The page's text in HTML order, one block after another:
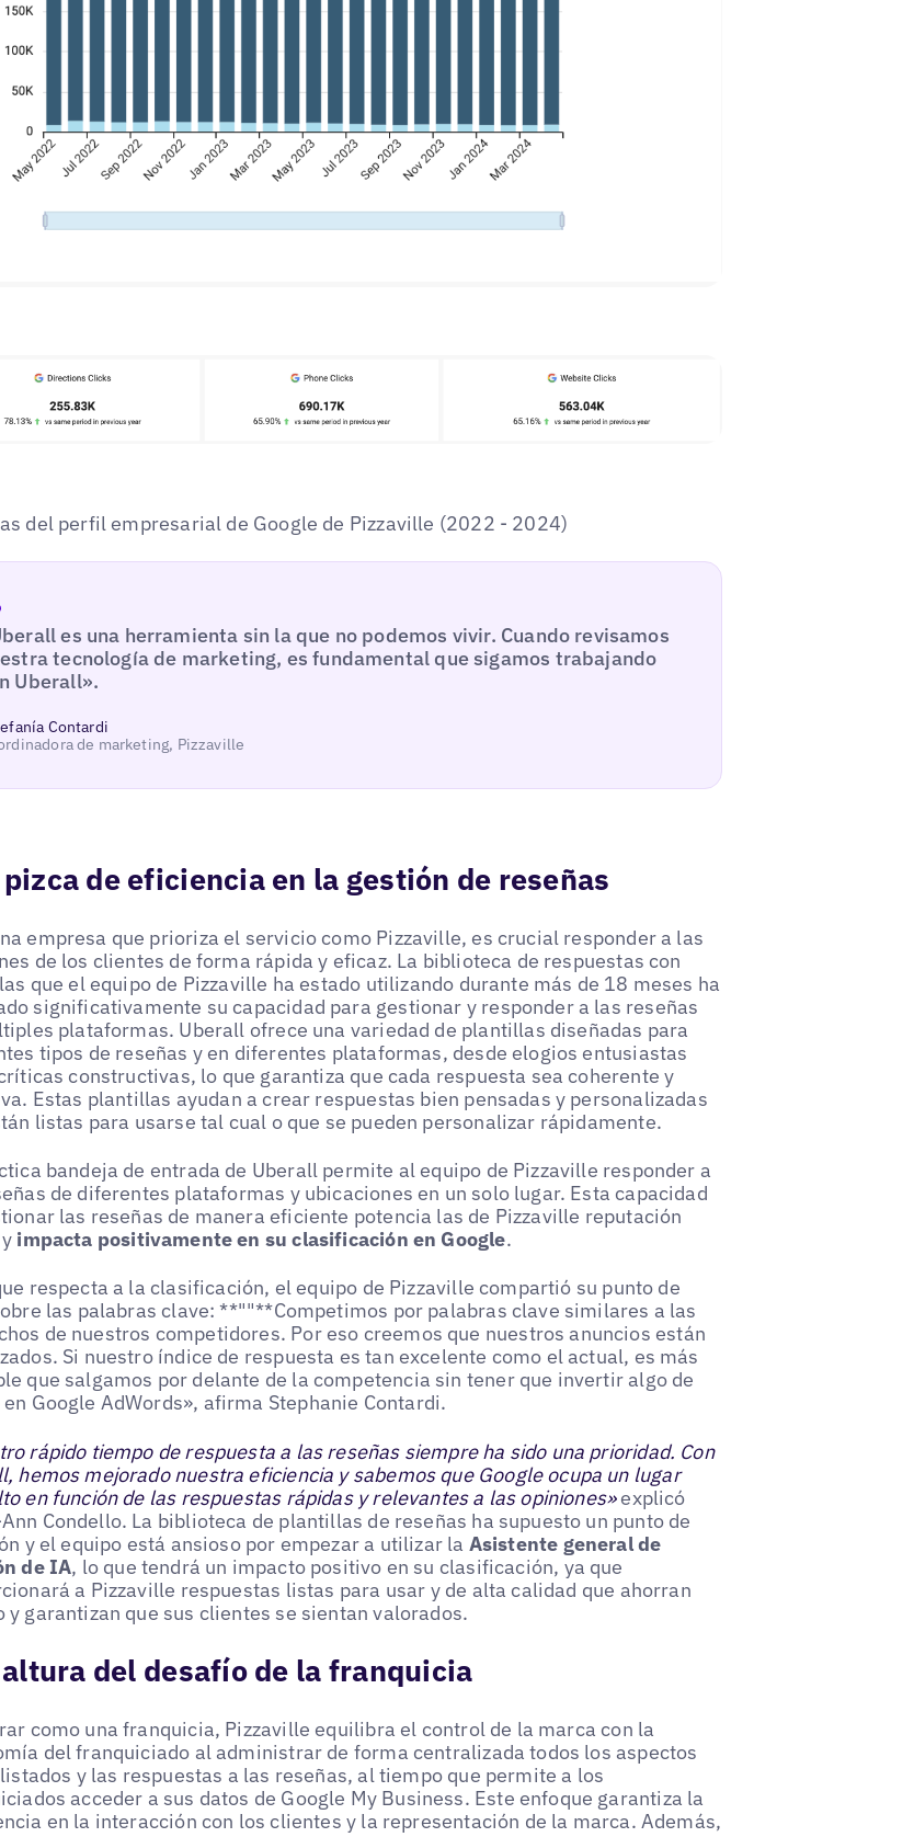
del perfil empresarial de Google de Pizzaville (2022 - 2024)
es una herramienta sin la que no podemos vivir. Cuando revisamos
tecnología de marketing, es fundamental que sigamos trabajando
Uberall».
Contardi
de marketing, Pizzaville
pizca de eficiencia en la gestión de reseñas
empresa que prioriza el servicio como Pizzaville, es crucial responder a las
de los clientes de forma rápida y eficaz. La biblioteca de respuestas con
que el equipo de Pizzaville ha estado utilizando durante más de 18 meses ha
significativamente su capacidad para gestionar y responder a las reseñas
plataformas. Uberall ofrece una variedad de plantillas diseñadas para
tipos de reseñas y en diferentes plataformas, desde elogios entusiastas
constructivas, lo que garantiza que cada respuesta sea coherente y
Estas plantillas ayudan a crear respuestas bien pensadas y personalizadas
listas para usarse tal cual o que se pueden personalizar rápidamente.
bandeja de entrada de Uberall permite al equipo de Pizzaville responder a
de diferentes plataformas y ubicaciones en un solo lugar. Esta capacidad
las reseñas de manera eficiente potencia las de Pizzaville reputación
impacta positivamente en su clasificación en Google.
respecta a la clasificación, el equipo de Pizzaville compartió su punto de
las palabras clave: **""**Competimos por palabras clave similares a las
de nuestros competidores. Por eso creemos que nuestros anuncios están
Si nuestro índice de respuesta es tan excelente como el actual, es más
que salgamos por delante de la competencia sin tener que invertir algo de
Google AdWords», afirma Stephanie Contardi.
rápido tiempo de respuesta a las reseñas siempre ha sido una prioridad. Con
hemos mejorado nuestra eficiencia y sabemos que Google ocupa un lugar
en función de las respuestas rápidas y relevantes a las opiniones»explicó
Condello. La biblioteca de plantillas de reseñas ha supuesto un punto de
y el equipo está ansioso por empezar a utilizar la Asistente general de
de IA, lo que tendrá un impacto positivo en su clasificación, ya que
a Pizzaville respuestas listas para usar y de alta calidad que ahorran
y garantizan que sus clientes se sientan valorados.
del desafío de la franquicia
como una franquicia, Pizzaville equilibra el control de la marca con la
del franquiciado al administrar de forma centralizada todos los aspectos
y las respuestas a las reseñas, al tiempo que permite a los
acceder a sus datos de Google My Business. Este enfoque garantiza la
en la interacción con los clientes y la representación de la marca. Además,